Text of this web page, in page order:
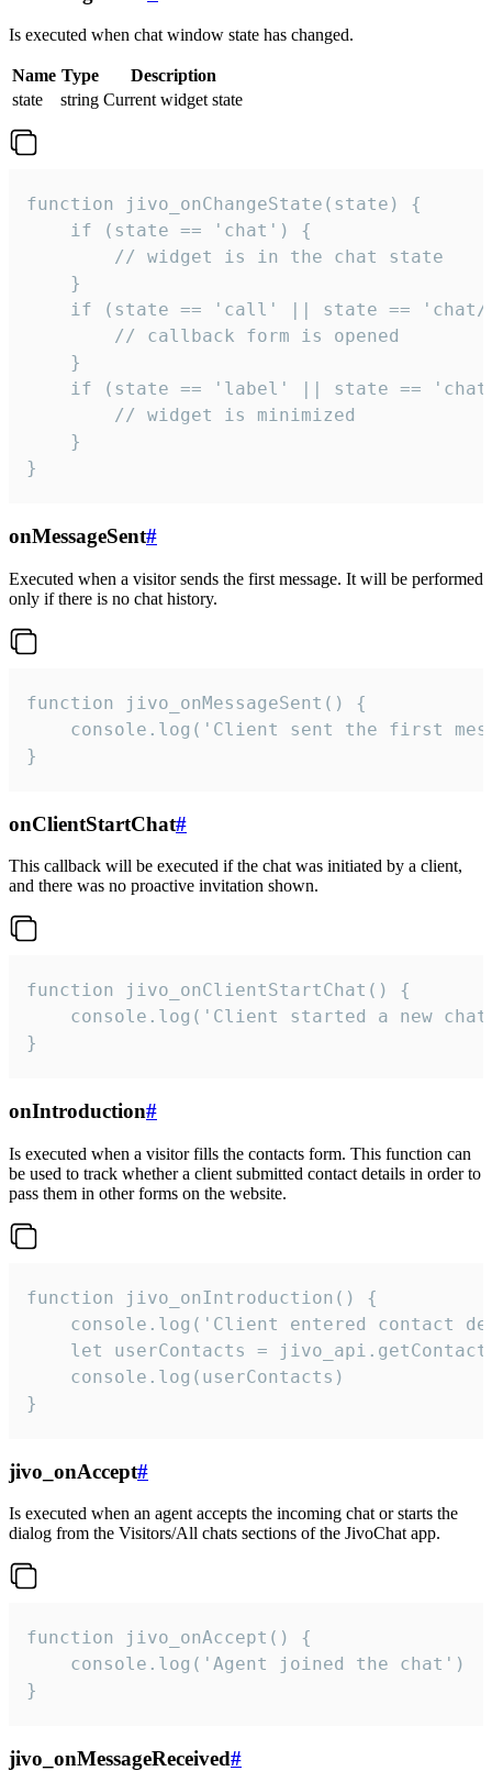
Is executed when chat window state has changed.
Name Type
Description
state
string Current widget state
function jivo_onChangeState(state) {
    if (state == 'chat') {
        // widget is in the chat state
    }
if (state == 'call' || state ==
        // callback form is opened
    }
if (state == 'label' || state ==
        // widget is minimized
    }
}
onMessageSent#
Executed when a visitor sends the first message. It will be performed
only if there is no chat history.
function jivo_onMessageSent() {
console.log('Client sent the first
}
onClientStartChat#
This callback will be executed if the chat was initiated by a client,
and there was no proactive invitation shown.
function jivo_onClientStartChat() {
console.log('Client started a new
}
onIntroduction#
Is executed when a visitor fills the contacts form. This function can
be used to track whether a client submitted contact details in order to
pass them in other forms on the website.
function jivo_onIntroduction() {
console.log('Client entered contact
let userContacts =
    console.log(userContacts)
}
jivo_onAccept#
Is executed when an agent accepts the incoming chat or starts the
dialog from the Visitors/All chats sections of the JivoChat app.
function jivo_onAccept() {
}
jivo_onMessageReceived#